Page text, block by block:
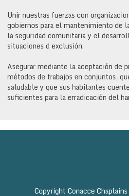
Unir nuestras fuerzas con
gobiernos para el mantenimiento de
la seguridad comunitaria y el
situaciones d exclusión.
Asegurar mediante la aceptación de
métodos de trabajos en conjuntos,
saludable y que sus habitantes
suficientes para la erradicación del
Copyright Conacce Chaplains